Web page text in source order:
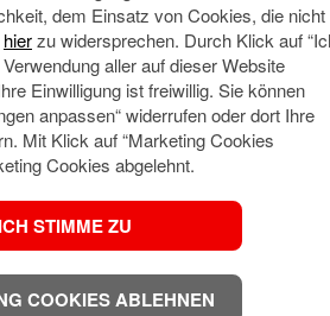
Öffnung der Straße von
KI-
naturgemäß erst im
Verlauf der
„Aufwärtsrisiken“ gibt.
der Nähe der von uns im
dem Einsatz von Cookies, die nicht
hierzu widersprechen. Durch Klick auf
aller auf dieser Website
Einwilligung ist freiwillig. Sie können
anpassen“ widerrufen oder dort Ihre
Mit Klick auf “Marketing Cookies
Cookies abgelehnt.
ICH STIMME ZU
COOKIES ABLEHNEN